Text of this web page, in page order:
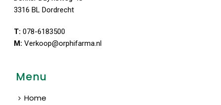
3316 BL Dordrecht
T: 078-6183500
M: Verkoop@orphifarma.nl
Menu
Home